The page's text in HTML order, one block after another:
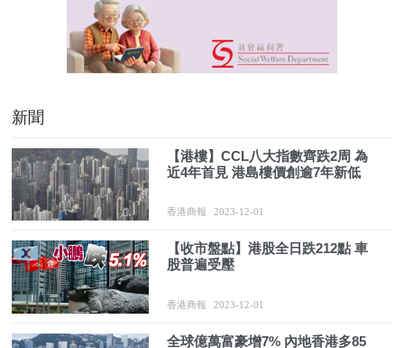
新聞
【港樓】CCL八大指數齊跌2周 為
近4年首見 港島樓價創逾7年新低
香港商報 2023-12-01
【收市盤點】港股全日跌212點 車
股普遍受壓
香港商報 2023-12-01
全球億萬富豪增7% 內地香港多85